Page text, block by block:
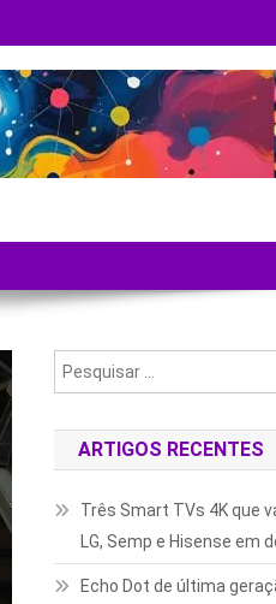
ARTIGOS RECENTES
Três Smart TVs 4K que
LG, Semp e Hisense em
Echo Dot de última